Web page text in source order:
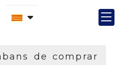
de comprar